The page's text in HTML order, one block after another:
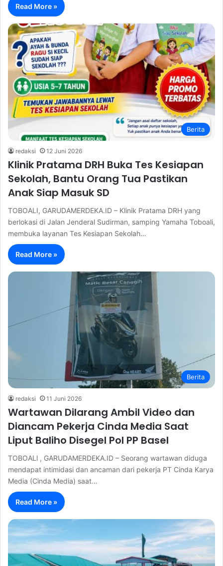
Read More »
Berita
redaksi 12 Juni 2026
Klinik Pratama DRH Buka Tes Kesiapan
Sekolah, Bantu Orang Tua Pastikan
Anak Siap Masuk SD
TOBOALI, GARUDAMERDEKA.ID – Klinik Pratama DRH yang
berlokasi di Jalan Jenderal Sudirman, samping Yamaha Toboali,
membuka layanan Tes Kesiapan Sekolah…
Read More »
Berita
redaksi 11 Juni 2026
Wartawan Dilarang Ambil Video dan
Diancam Pekerja Cinda Media Saat
Liput Baliho Disegel Pol PP Basel
TOBOALl , GARUDAMERDEKA.ID – Seorang wartawan diduga
mendapat intimidasi dan ancaman dari pekerja PT Cinda Karya
Media (Cinda Media) saat…
Read More »